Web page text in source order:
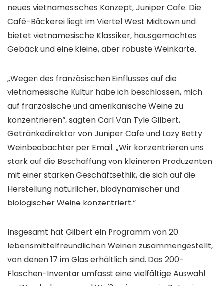
neues vietnamesisches Konzept, Juniper Cafe. Die
Café-Bäckerei liegt im Viertel West Midtown und
bietet vietnamesische Klassiker, hausgemachtes
Gebäck und eine kleine, aber robuste Weinkarte.
„Wegen des französischen Einflusses auf die
vietnamesische Kultur habe ich beschlossen, mich
auf französische und amerikanische Weine zu
konzentrieren“, sagten Carl Van Tyle Gilbert,
Getränkedirektor von Juniper Cafe und Lazy Betty
Weinbeobachter per Email. „Wir konzentrieren uns
stark auf die Beschaffung von kleineren Produzenten
mit einer starken Geschäftsethik, die sich auf die
Herstellung natürlicher, biodynamischer und
biologischer Weine konzentriert.“
Insgesamt hat Gilbert ein Programm von 20
lebensmittelfreundlichen Weinen zusammengestellt,
von denen 17 im Glas erhältlich sind. Das 200-
Flaschen-Inventar umfasst eine vielfältige Auswahl